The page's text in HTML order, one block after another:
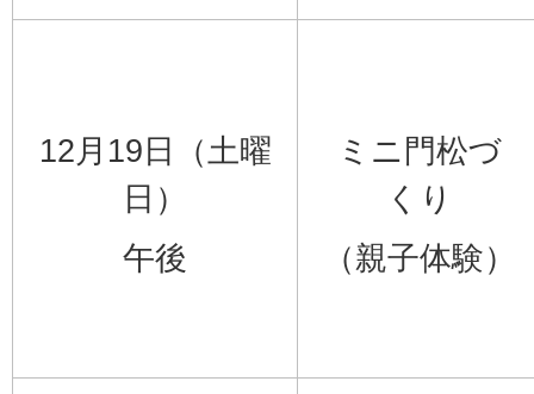
12月19日（土曜
日）
午後
ミニ門松づ
くり
（親子体験）